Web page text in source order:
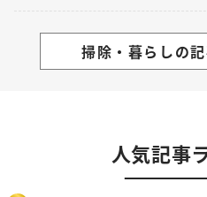
掃除・暮らしの
人気記事